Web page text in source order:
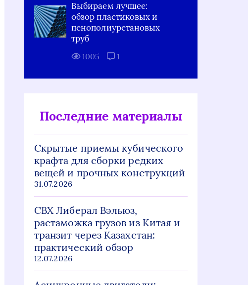
Выбираем лучшее:
обзор пластиковых и
пенополиуретановых
труб
1005 1
Последние материалы
Скрытые приемы кубического
крафта для сборки редких
вещей и прочных конструкций
31.07.2026
СВХ Либерал Вэльюз,
растаможка грузов из Китая и
транзит через Казахстан:
практический обзор
12.07.2026